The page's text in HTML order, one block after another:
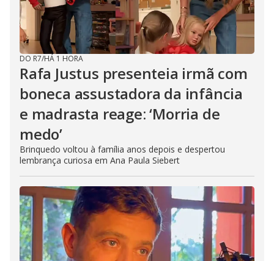
DO R7/HÁ 1 HORA
Rafa Justus presenteia irmã com
boneca assustadora da infância
e madrasta reage: ‘Morria de
medo’
Brinquedo voltou à família anos depois e despertou
lembrança curiosa em Ana Paula Siebert